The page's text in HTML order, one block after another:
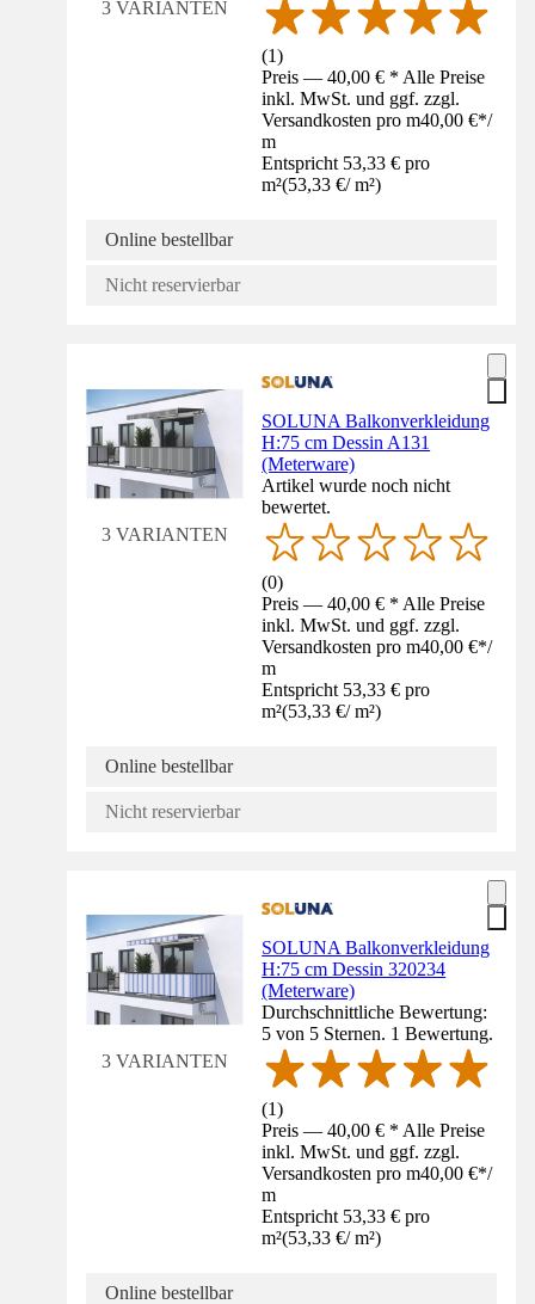
3 VARIANTEN
(1)
Preis — 40,00 € * Alle Preise
inkl. MwSt. und ggf. zzgl.
Versandkosten pro m40,00 €*/
m
Entspricht 53,33 € pro
m²(53,33 €/ m²)
Online bestellbar
Nicht reservierbar
3 VARIANTEN
SOLUNA Balkonverkleidung
H:75 cm Dessin A131
(Meterware)
Artikel wurde noch nicht
bewertet.
(0)
Preis — 40,00 € * Alle Preise
inkl. MwSt. und ggf. zzgl.
Versandkosten pro m40,00 €*/
m
Entspricht 53,33 € pro
m²(53,33 €/ m²)
Online bestellbar
Nicht reservierbar
3 VARIANTEN
SOLUNA Balkonverkleidung
H:75 cm Dessin 320234
(Meterware)
Durchschnittliche Bewertung:
5 von 5 Sternen. 1 Bewertung.
(1)
Preis — 40,00 € * Alle Preise
inkl. MwSt. und ggf. zzgl.
Versandkosten pro m40,00 €*/
m
Entspricht 53,33 € pro
m²(53,33 €/ m²)
Online bestellbar